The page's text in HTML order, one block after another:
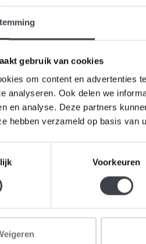
gebruik van cookies
om content en advertenties
analyseren. Ook delen we
en analyse. Deze partners
hebben verzameld op basis van
Voorkeuren
Jessica werd geboren op 27 oktober
getalenteerde Jessica. Zo leerde zij de
ontwikkelde ze zich tot een creatieve